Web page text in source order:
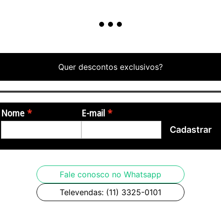
Quer descontos exclusivos?
Nome E-mail
Cadastrar
Fale conosco no Whatsapp
Televendas: (11) 3325-0101